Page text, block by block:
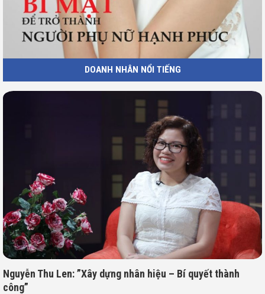
DOANH NHÂN NỔI TIẾNG
Nguyễn Thu Len: ”Xây dựng nhân hiệu – Bí quyết thành
công”